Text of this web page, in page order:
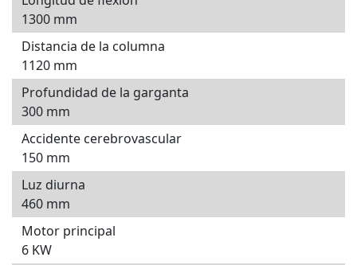
1300 mm
Distancia de la columna
1120 mm
Profundidad de la garganta
300 mm
Accidente cerebrovascular
150 mm
Luz diurna
460 mm
Motor principal
6 KW